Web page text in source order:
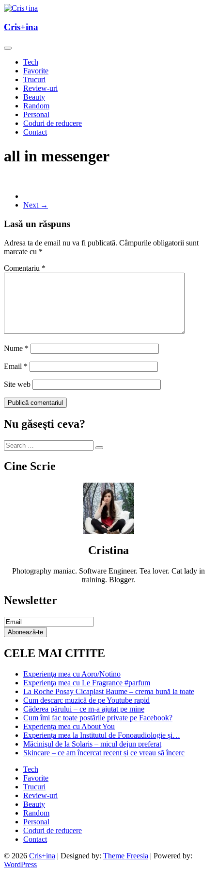
Skip
content
Cris+ina
Cris+ina
Tech
Favorite
Trucuri
Review-uri
Beauty
Random
Personal
Coduri de reducere
Contact
all in messenger
Next →
Lasă un răspuns
Adresa ta de email nu va fi publicată. Câmpurile obligatorii sunt
marcate cu *
Comentariu *
Nume *
Email *
Site web
Nu găseşti ceva?
Cine Scrie
Cristina
Photography maniac. Software Engineer. Tea lover. Cat lady in
training. Blogger.
Newsletter
Email
Subscription
Abonează-te
CELE MAI CITITE
Experienţa mea cu Aoro/Notino
Experienţa mea cu Le Fragrance #parfum
La Roche Posay Cicaplast Baume – crema bună la toate
Cum descarc muzică de pe Youtube rapid
Căderea părului – ce m-a ajutat pe mine
Cum îmi fac toate postările private pe Facebook?
Experiența mea cu About You
Experiența mea la Institutul de Fonoaudiologie și…
Măcinişul de la Solaris – micul dejun preferat
Skincare – ce am încercat recent și ce vreau să încerc
Tech
Favorite
Trucuri
Review-uri
Beauty
Random
Personal
Coduri de reducere
Contact
© 2026 Cris+ina | Designed by: Theme Freesia | Powered by:
WordPress